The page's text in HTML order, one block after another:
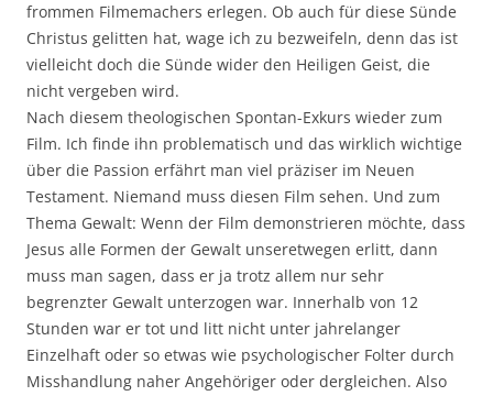
frommen Filmemachers erlegen. Ob auch für diese Sünde
Christus gelitten hat, wage ich zu bezweifeln, denn das ist
vielleicht doch die Sünde wider den Heiligen Geist, die
nicht vergeben wird.
Nach diesem theologischen Spontan-Exkurs wieder zum
Film. Ich finde ihn problematisch und das wirklich wichtige
über die Passion erfährt man viel präziser im Neuen
Testament. Niemand muss diesen Film sehen. Und zum
Thema Gewalt: Wenn der Film demonstrieren möchte, dass
Jesus alle Formen der Gewalt unseretwegen erlitt, dann
muss man sagen, dass er ja trotz allem nur sehr
begrenzter Gewalt unterzogen war. Innerhalb von 12
Stunden war er tot und litt nicht unter jahrelanger
Einzelhaft oder so etwas wie psychologischer Folter durch
Misshandlung naher Angehöriger oder dergleichen. Also